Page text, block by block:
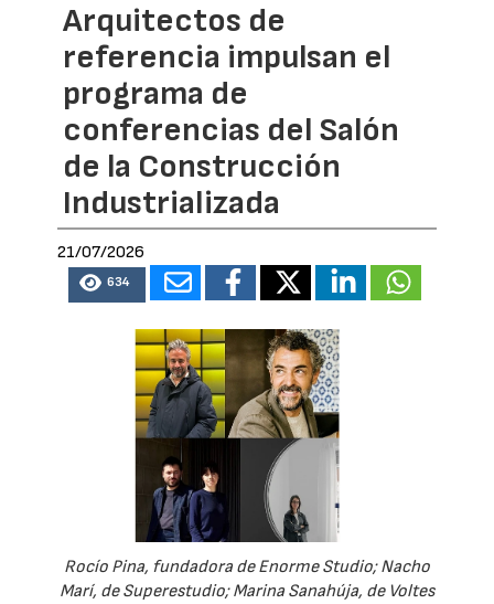
Arquitectos de
referencia impulsan el
programa de
conferencias del Salón
de la Construcción
Industrializada
21/07/2026
634
Rocío Pina, fundadora de Enorme Studio; Nacho
Marí, de Superestudio; Marina Sanahúja, de Voltes